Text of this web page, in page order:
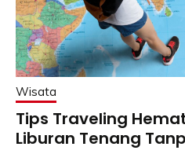
Wisata
Tips Traveling
Liburan Tenang